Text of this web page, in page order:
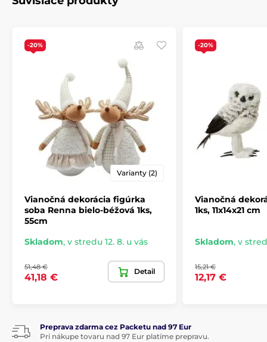
-20%
Varianty (2)
Vianočná dekorácia figúrka
soba Renna bielo-béžová 1ks,
55cm
Skladom, v stredu 12. 8. u vás
51,48 €
41,18 €
Detail
-20%
Vianočná
1ks, 11x14x21 cm
Skladom, v
15,21 €
12,17 €
Preprava zdarma cez Packetu nad 97 Eur
Pri nákupe tovaru nad 97 Eur platíme prepravu.